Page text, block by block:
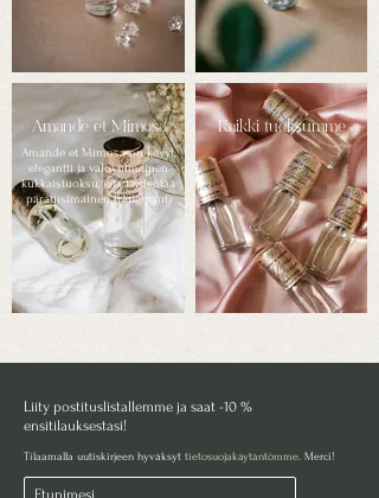
Amande et Mimosa
Amande et Mimosa on kevyt,
elegantti ja valovoimainen
kukkaistuoksu, jota täydentää
paratiisimainen frangipani.
Kaikki tuoksumme
Liity postituslistallemme ja saat -10 %
ensitilauksestasi!
Tilaamalla uutiskirjeen hyväksyt tietosuojakäytäntömme . Merci!